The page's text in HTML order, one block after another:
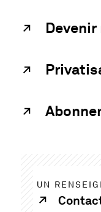
UN